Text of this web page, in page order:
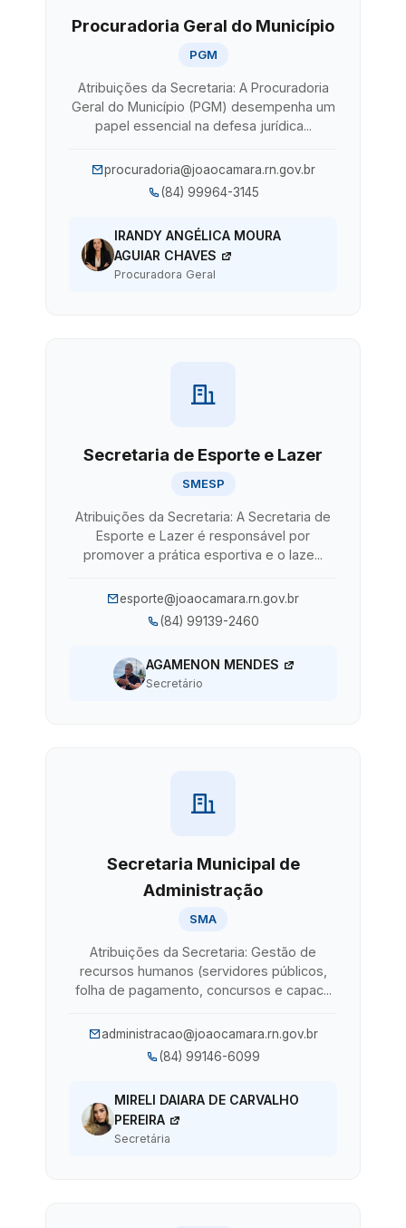
Procuradoria Geral do Município
PGM
Atribuições da Secretaria: A Procuradoria
Geral do Município (PGM) desempenha um
papel essencial na defesa jurídica...
procuradoria@joaocamara.rn.gov.br
(84) 99964-3145
IRANDY ANGÉLICA MOURA
AGUIAR CHAVES
Procuradora Geral
Secretaria de Esporte e Lazer
SMESP
Atribuições da Secretaria: A Secretaria de
Esporte e Lazer é responsável por
promover a prática esportiva e o laze...
esporte@joaocamara.rn.gov.br
(84) 99139-2460
AGAMENON MENDES
Secretário
Secretaria Municipal de
Administração
SMA
Atribuições da Secretaria: Gestão de
recursos humanos (servidores públicos,
folha de pagamento, concursos e capac...
administracao@joaocamara.rn.gov.br
(84) 99146-6099
MIRELI DAIARA DE CARVALHO
PEREIRA
Secretária